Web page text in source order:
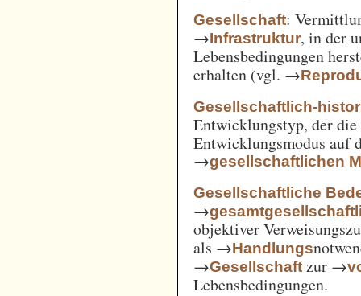
Gesellschaft:
→Infrastruktur, in der
Lebensbedingungen
erhalten (vgl. →
Gesellschaftlich-
Entwicklungstyp, der
Entwicklungsmodus auf
→gesellschaftlichen
Gesellschaftliche
→
objektiver
als →Handlungs
→Gesellschaft zur →
Lebensbedingungen.